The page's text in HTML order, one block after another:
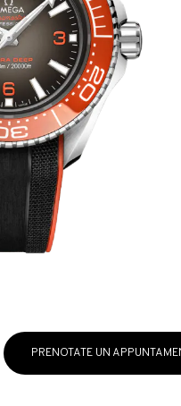
PRENOTATE UN